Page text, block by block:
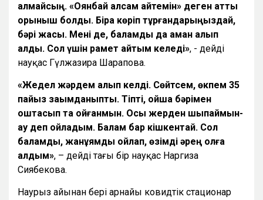
алмайсың. «Оянбай қалсам қайтемін» деген қатты
қорқыныш болды. Бірақ көріп тұрғандарыңыздай,
бәрі жақсы. Мені де, баламды да аман алып
қалды. Сол үшін рақмет айтқым келеді», - дейді
науқас Гүлжазира Шарапова.
«Жедел жәрдем алып келді. Сөйтсем, өкпем 35
пайыз зақымданыпты. Тіпті, ойша бәрімен
қоштасып та қойғанмын. Осы жерден шықпаймын-
ау деп ойладым. Балам бар кішкентай. Сол
баламды, жанұямды ойлап, өзімді әрең қолға
алдым», – дейді тағы бір науқас Наргиза
Сиябекова.
Наурыз айынан бері арнайы ковидтік стационар